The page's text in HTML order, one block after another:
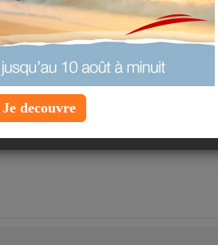
janvier 2014.
(5kg).Si non ça va, je suis bien.
footing tous les dimanches.
Je decouvre